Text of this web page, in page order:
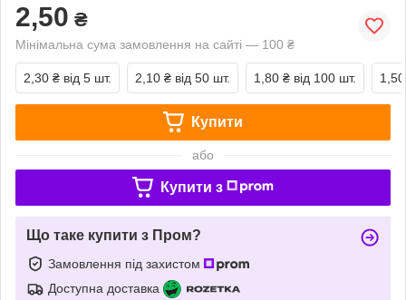
2,50 ₴
Мінімальна сума замовлення на сайті — 100 ₴
2,30 ₴ від 5 шт. 2,10 ₴ від 50 шт. 1,80 ₴ від 100 шт.
Купити
або
Купити з
Що таке купити з Пром?
Замовлення під захистом
Доступна доставка